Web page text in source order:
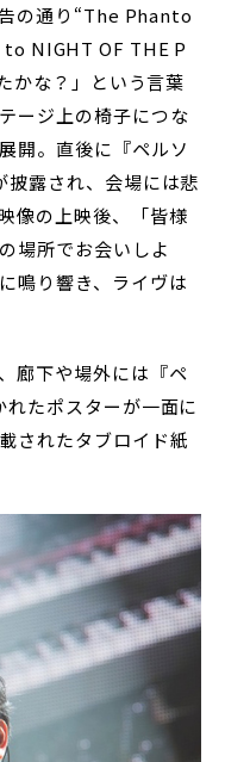
の通り“The Phanto
NIGHT OF THE P
かな？」という言葉
ージ上の椅子につな
開。直後に『ペルソ
披露され、会場には悲
像の上映後、「皆様
場所でお会いしよ
鳴り響き、ライヴは
廊下や場外には『ペ
たポスターが一面に
されたタブロイド紙